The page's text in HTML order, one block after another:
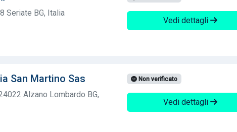
Seriate BG, Italia
Vedi dettagli
San Martino Sas
Alzano Lombardo BG,
Non verificato
Vedi dettagli